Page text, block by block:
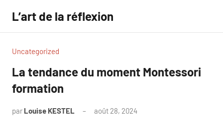
contenu
L’art de la réflexion
Uncategorized
La tendance du moment Montessori
formation
par Louise KESTEL août 28, 2024